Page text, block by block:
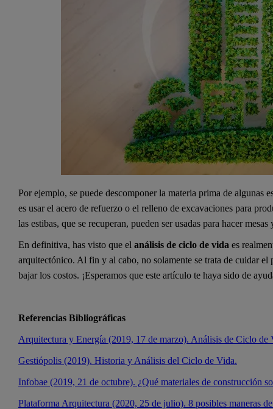
Por ejemplo, se puede descomponer la materia prima de
es usar el acero de refuerzo o el relleno de excavaciones para
las estibas, que se recuperan, pueden ser usadas para hacer
En definitiva, has visto que el análisis de ciclo de vida es
arquitectónico. Al fin y al cabo, no solamente se trata de cuidar
bajar los costos. ¡Esperamos que este artículo te haya sido de
Referencias Bibliográficas
Arquitectura y Energía (2019, 17 de marzo). Análisis de Ciclo de
Gestiópolis (2019). Historia y Análisis del Ciclo de Vida.
Infobae (2019, 21 de octubre). ¿Qué materiales de construcción
Plataforma Arquitectura (2020, 25 de julio). 8 posibles maneras